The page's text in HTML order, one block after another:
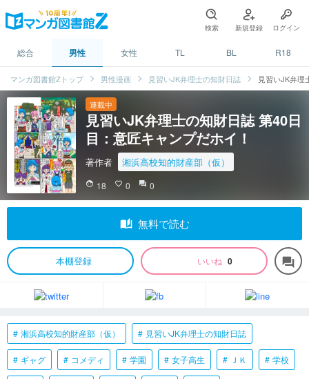
検索 新規登録 ログイン
総合 男性 女性 TL BL R18
マンガ図書館Zトップ 男性漫画 見習いJK弁理士の知財日誌 見習いJK弁理
連載中
見習いJK弁理士の知財日誌 第40日
目：意匠キャンプだホイ！
著作者 湘浜高校知的財産部（仮）
face 18 favorite_border 0 question_answer 0
auto_stories 無料で読む
本棚登録 いいね 0 forum
湘浜高校知的財産部（仮） 見習いJK弁理士の知財日誌
ギャグ コメディ 学園 女子高生 ＪＫ 学校